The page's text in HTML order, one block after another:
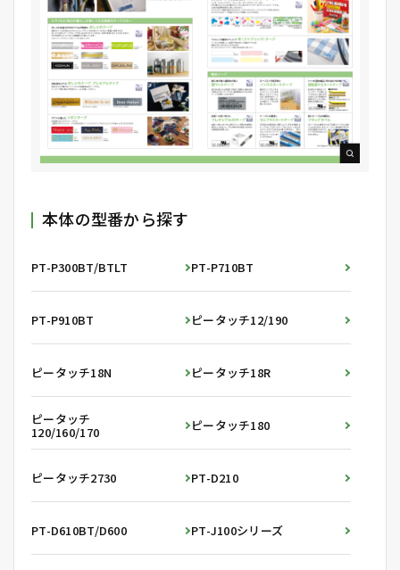
本体の型番から探す
PT-P300BT/BTLT PT-P710BT
PT-P910BT ピータッチ12/190
ピータッチ18N ピータッチ18R
ピータッチ
120/160/170 ピータッチ180
ピータッチ2730 PT-D210
PT-D610BT/D600 PT-J100シリーズ